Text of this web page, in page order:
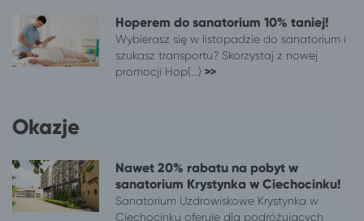
Kłodzko
Ciechocinek
Kluczbork
Ciechocinek
Ciechocinek
Koszalin
Krasnystaw
Ciechocinek
Krotoszyn
Ciechocinek
Kutno
Ciechocinek
Hoperem do sanatorium 10% taniej!
Wybierasz się w listopadzie do sanatorium i
szukasz transportu? Skorzystaj z nowej
promocji Hop(...) >>
Okazje
Nawet 20% rabatu na pobyt w
sanatorium Krystynka w Ciechocinku!
Sanatorium Uzdrowiskowe Krystynka w
Ciechocinku oferuje dla podróżujących